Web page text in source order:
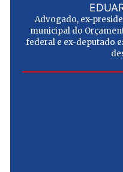
Advogado, ex-
municipal do
federal e ex-deputado